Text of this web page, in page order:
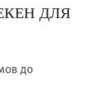
ДЛЯ
до